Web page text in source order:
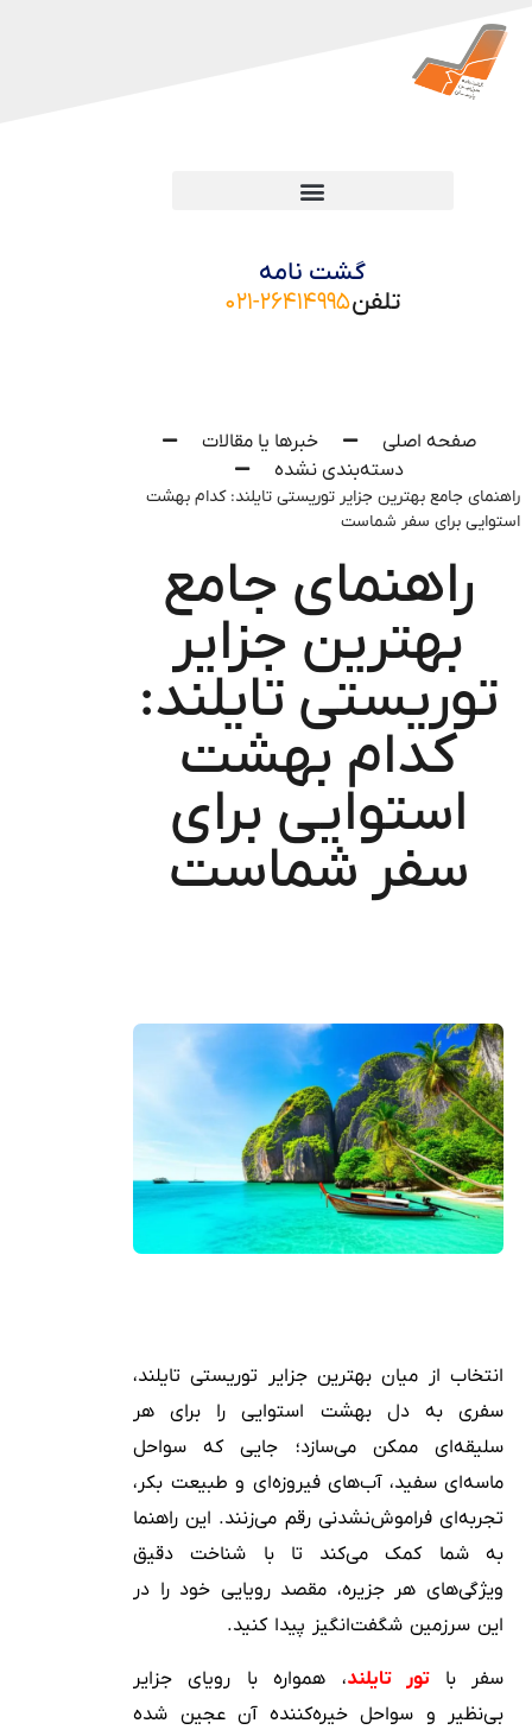
گشت نامه
تلفن۰۲۱-۲۶۴۱۴۹۹۵
صفحه اصلی
خبرها یا مقالات
دسته‌بندی نشده
راهنمای جامع بهترین جزایر توریستی تایلند: کدام بهشت
استوایی برای سفر شماست
راهنمای جامع
بهترین جزایر
توریستی تایلند:
کدام بهشت
استوایی برای
سفر شماست
انتخاب از میان بهترین جزایر توریستی تایلند،
سفری به دل بهشت استوایی را برای هر
سلیقه‌ای ممکن می‌سازد؛ جایی که سواحل
ماسه‌ای سفید، آب‌های فیروزه‌ای و طبیعت بکر،
تجربه‌ای فراموش‌نشدنی رقم می‌زنند. این راهنما
به شما کمک می‌کند تا با شناخت دقیق
ویژگی‌های هر جزیره، مقصد رویایی خود را در
این سرزمین شگفت‌انگیز پیدا کنید.
سفر با تور تایلند، همواره با رویای جزایر
بی‌نظیر و سواحل خیره‌کننده آن عجین شده